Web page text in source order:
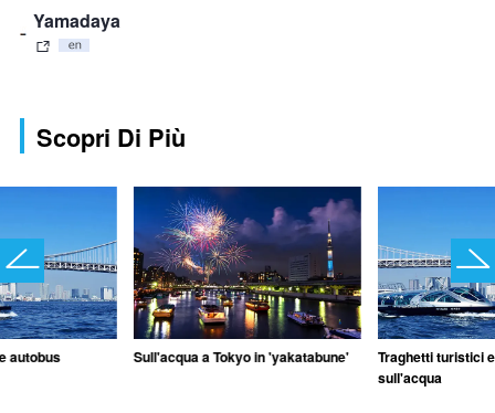
Yamadaya
Scopri Di Più
autobus Sull'acqua a Tokyo in 'yakatabune'
Traghetti turistici
sull'acqua